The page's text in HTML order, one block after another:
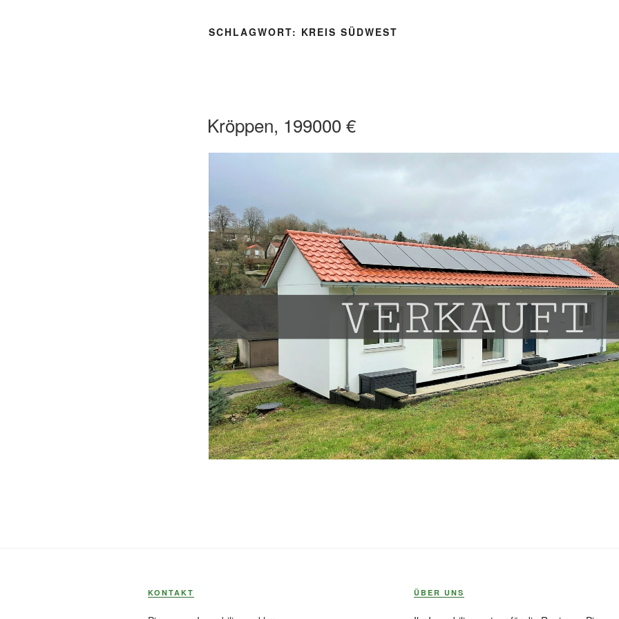
SCHLAGWORT: KREIS SÜDWEST
Kröppen, 199000 €
KONTAKT ÜBER UNS